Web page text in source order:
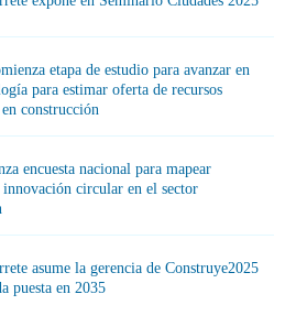
etapa de estudio para avanzar en
para estimar oferta de recursos
construcción
encuesta nacional para mapear
innovación circular en el sector
asume la gerencia de Construye2025
puesta en 2035